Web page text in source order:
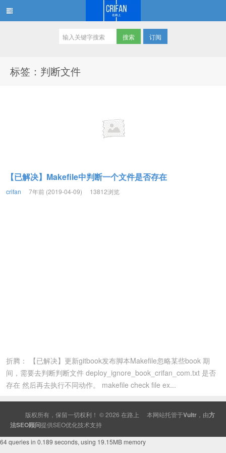
订阅
标签：判断文件
【已解决】Makefile中判断一个文件是否存在
crifan 7年前 (2019-04-09) 13812浏览
折腾： 【已解决】更新gitbook发布脚本Makefile忽略某些book 期
间，需要去判断判断文件 deploy_ignore_book_crifan_com.txt 是否
存在 然后再去执行不同动作。 makefile check file ex...
版权所有，保留一切权利！ © 2026 在路上 本网站托管于Vultr ，由方
法SEO顾问提供SEO优化技术支持
64 queries in 0.189 seconds, using 19.15MB memory